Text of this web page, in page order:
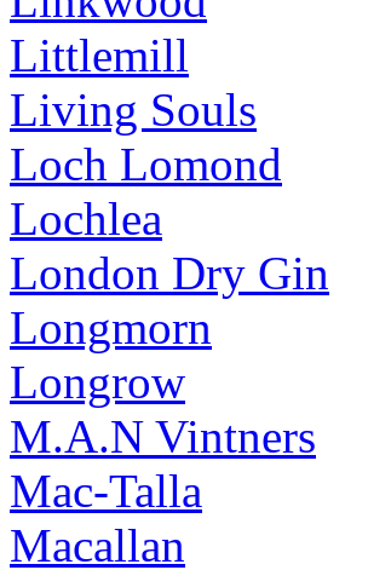
Littlemill
Living Souls
Loch Lomond
Lochlea
London Dry Gin
Longmorn
Longrow
M.A.N Vintners
Mac-Talla
Macallan